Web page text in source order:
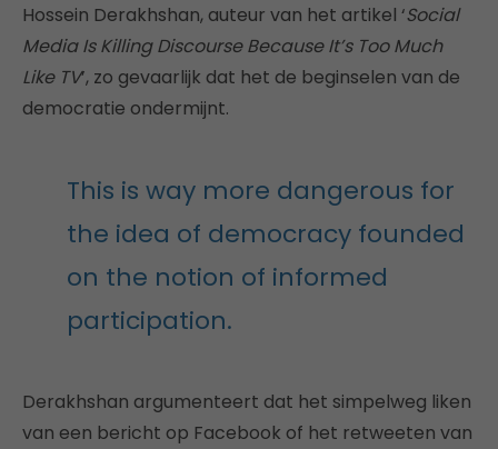
Hossein Derakhshan, auteur van het artikel ‘Social
Media Is Killing Discourse Because It’s Too Much
Like TV’, zo gevaarlijk dat het de beginselen van de
democratie ondermijnt.
This is way more dangerous for
the idea of democracy founded
on the notion of informed
participation.
Derakhshan argumenteert dat het simpelweg liken
van een bericht op Facebook of het retweeten van